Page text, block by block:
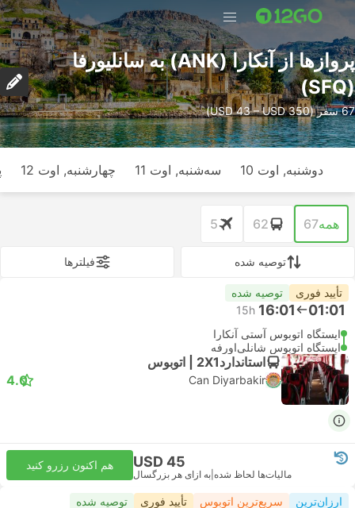
پرواز‌ها از آنکارا (ANK) به سانلیورفا
(SFQ)
67 سفر (USD 43 – USD 350)
دوشنبه, اوت 10 سه‌شنبه, اوت 11 چهارشنبه, اوت 12
همه67
62
5
توصیه شده فیلتر‌ها
تأیید فوری توصیه شده
01:01
16:01
15h
ایستگاه اتوبوس آستی آنکارا
ایستگاه اتوبوس شانلی‌اورفه
استاندارد2X1 | اتوبوس
Can Diyarbakir
4.0
USD 45
مالیات‌ها لحاظ شده به ازای هر بزرگسال
هم اکنون رزرو کنید
ارزان‌ترین سریع‌ترین اتوبوس تأیید فوری توصیه شده